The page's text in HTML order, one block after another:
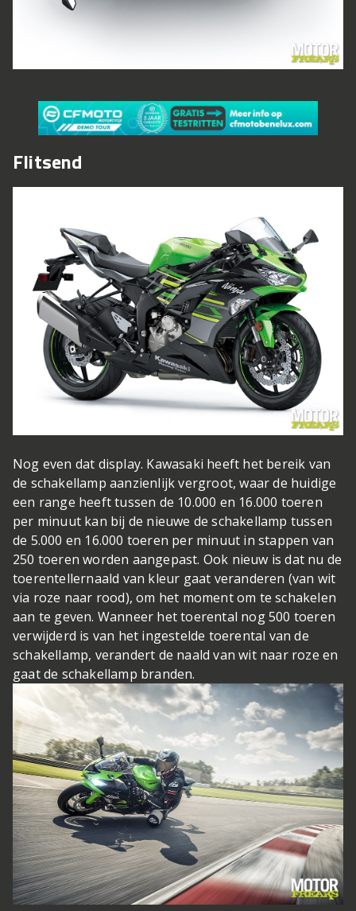
Flitsend
Nog even dat display. Kawasaki heeft het bereik van
de schakellamp aanzienlijk vergroot, waar de huidige
een range heeft tussen de 10.000 en 16.000 toeren
per minuut kan bij de nieuwe de schakellamp tussen
de 5.000 en 16.000 toeren per minuut in stappen van
250 toeren worden aangepast. Ook nieuw is dat nu de
toerentellernaald van kleur gaat veranderen (van wit
via roze naar rood), om het moment om te schakelen
aan te geven. Wanneer het toerental nog 500 toeren
verwijderd is van het ingestelde toerental van de
schakellamp, verandert de naald van wit naar roze en
gaat de schakellamp branden.